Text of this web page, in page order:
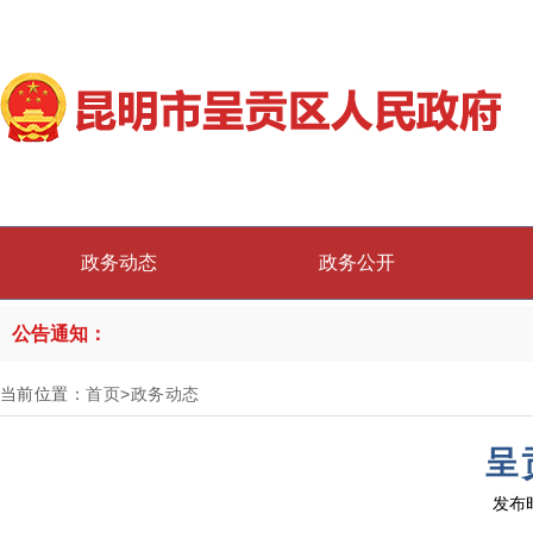
政务动态 政务公开
公告通知：
当前位置：首页>政务动态
呈
发